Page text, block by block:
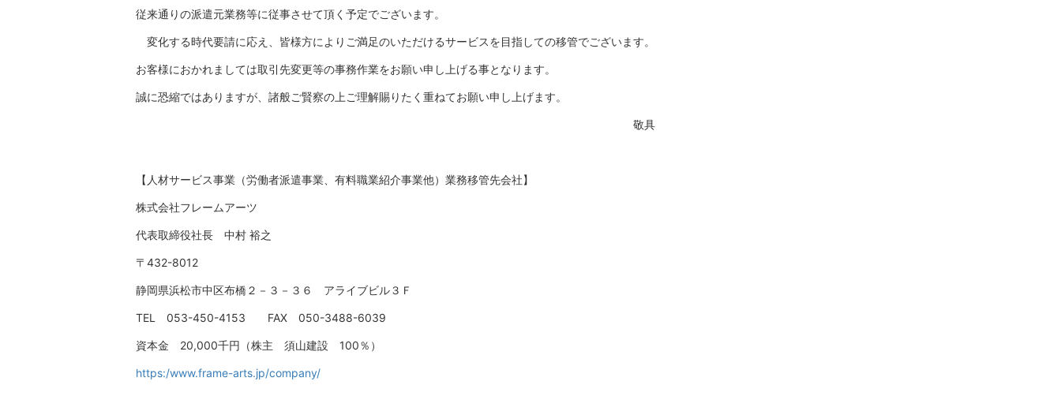
従来通りの派遣元業務等に従事させて頂く予定でございます。
変化する時代要請に応え、皆様方によりご満足のいただけるサービスを目指しての移管でございます。
お客様におかれましては取引先変更等の事務作業をお願い申し上げる事となります。
誠に恐縮ではありますが、諸般ご賢察の上ご理解賜りたく重ねてお願い申し上げます。
敬具
【人材サービス事業（労働者派遣事業、有料職業紹介事業他）業務移管先会社】
株式会社フレームアーツ
代表取締役社長 中村 裕之
〒432-8012
静岡県浜松市中区布橋２－３－３６ アライブビル３Ｆ
TEL 053-450-4153 FAX 050-3488-6039
資本金 20,000千円（株主 須山建設 100％）
https:/www.frame-arts.jp/company/